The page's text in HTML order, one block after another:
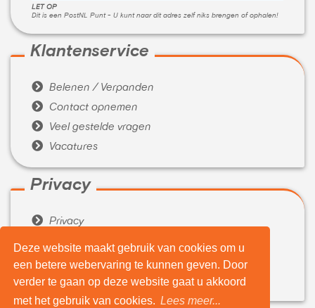
Deze website maakt gebruik van cookies om u
een betere webervaring te kunnen geven. Door
verder te gaan op deze website gaat u akkoord
met het gebruik van cookies. Lees meer...
LET OP
Dit is een PostNL Punt - U kunt naar dit adres zelf niks brengen of ophalen!
Klantenservice
 Belenen / Verpanden
 Contact opnemen
 Veel gestelde vragen
 Vacatures
Privacy
 Privacy
Algemene voorwaarden
Over ons
 Wie zijn wij